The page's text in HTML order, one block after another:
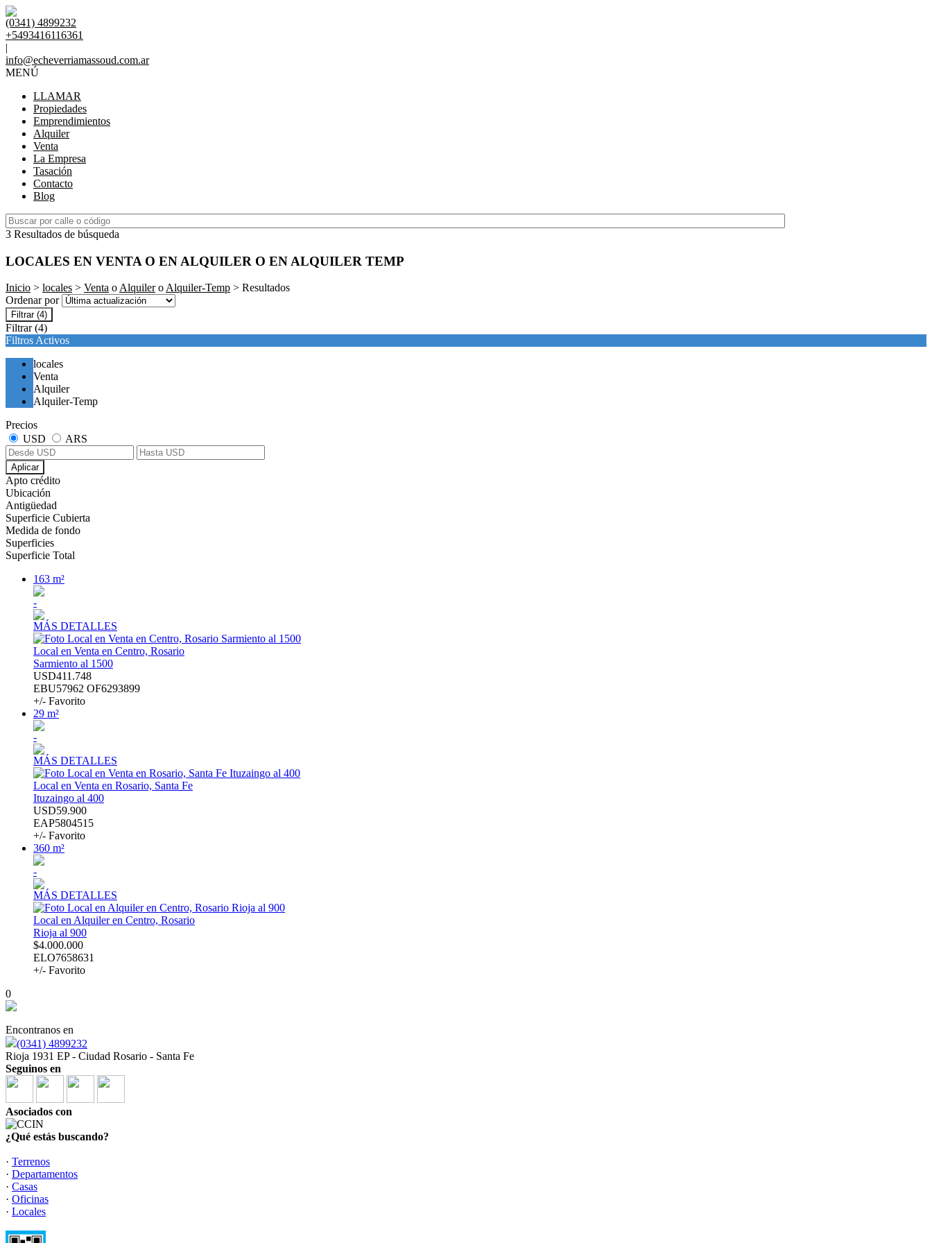
(0341) 4899232
+5493416116361
|
info@echeverriamassoud.com.ar
MENÚ
LLAMAR
Propiedades
Emprendimientos
Alquiler
Venta
La Empresa
Tasación
Contacto
Blog
3 Resultados de búsqueda
LOCALES EN VENTA O EN ALQUILER O EN ALQUILER TEMP
Inicio > locales > Venta oAlquileroAlquiler-Temp > Resultados
Ordenar por
Filtrar (4)
Filtrar (4)
Filtros Activos
locales
Venta
Alquiler
Alquiler-Temp
Precios
USD
ARS
Aplicar
Apto crédito
Ubicación
Antigüedad
Superficie Cubierta
Medida de fondo
Superficies
Superficie Total
163 m²
-
MÁS DETALLES
Local en Venta en Centro, Rosario
Sarmiento al 1500
USD411.748
EBU57962 OF6293899
+/- Favorito
29 m²
-
MÁS DETALLES
Local en Venta en Rosario, Santa Fe
Ituzaingo al 400
USD59.900
EAP5804515
+/- Favorito
360 m²
-
MÁS DETALLES
Local en Alquiler en Centro, Rosario
Rioja al 900
$4.000.000
ELO7658631
+/- Favorito
0
Encontranos en
(0341) 4899232
Rioja 1931 EP - Ciudad Rosario - Santa Fe
Seguinos en
Asociados con
¿Qué estás buscando?
· Terrenos
· Departamentos
· Casas
· Oficinas
· Locales